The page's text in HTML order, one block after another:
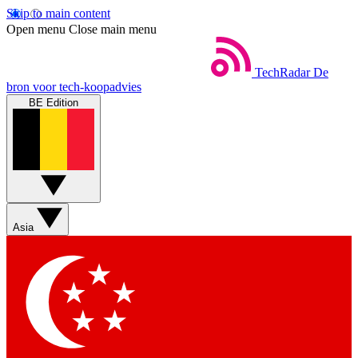
Skip to main content
Open menu Close main menu
TechRadar De
bron voor tech-koopadvies
BE Edition
Asia